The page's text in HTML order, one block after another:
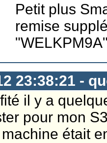
Petit plus
remise
23:38:21 -
il y a
pour mon
était